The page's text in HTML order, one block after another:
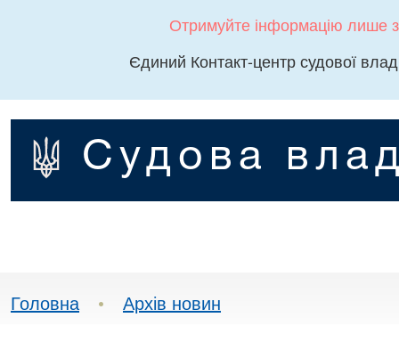
Отримуйте інформацію лише
Єдиний Контакт-центр судової
Судова
Головна • Архів новин